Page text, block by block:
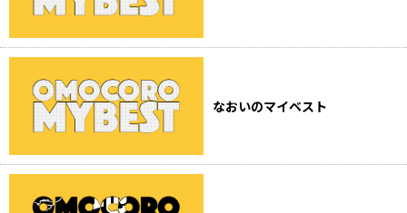
なおいのマイベスト